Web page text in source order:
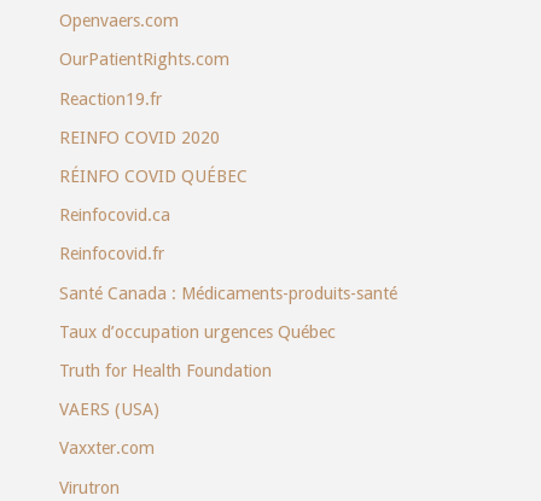
Openvaers.com
OurPatientRights.com
Reaction19.fr
REINFO COVID 2020
RÉINFO COVID QUÉBEC
Reinfocovid.ca
Reinfocovid.fr
Santé Canada : Médicaments-produits-santé
Taux d’occupation urgences Québec
Truth for Health Foundation
VAERS (USA)
Vaxxter.com
Virutron